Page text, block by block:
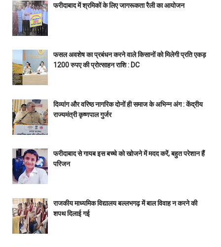
फरीदाबाद में श्रमिकों के लिए जागरूकता रैली का आयोजन
फसल अवशेष का प्रबंधन करने वाले किसानों को मिलेगी प्रति एकड़
1200 रुपए की प्रोत्साहन राशि : DC
दिव्यांग और वरिष्ठ नागरिक दोनों ही समाज के अभिन्न अंग : केंद्रीय
राज्यमंत्री कृष्णपाल गुर्जर
फरीदाबाद से गायब इस बच्चे को खोजने में मदद करें, बहुत परेशान हैं
परिजन
राजकीय माध्यमिक विद्यालय बल्लभगढ़ में बाल विवाह न करने की
शपथ दिलाई गई